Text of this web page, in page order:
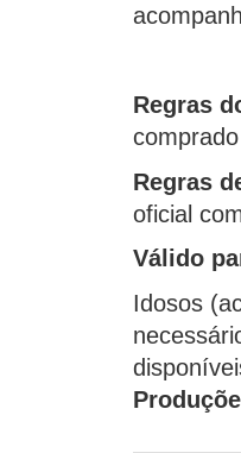
Regras
Regras
oficial
Válido
Idosos